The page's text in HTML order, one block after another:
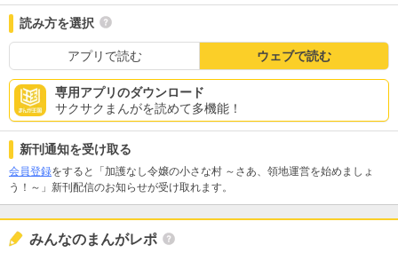
読み方を選択
アプリで読む ウェブで読む
専用アプリのダウンロード
サクサクまんがを読めて多機能！
新刊通知を受け取る
会員登録をすると「加護なし令嬢の小さな村 ～さあ、領地運営を始めましょ
う！～」新刊配信のお知らせが受け取れます。
みんなのまんがレポ